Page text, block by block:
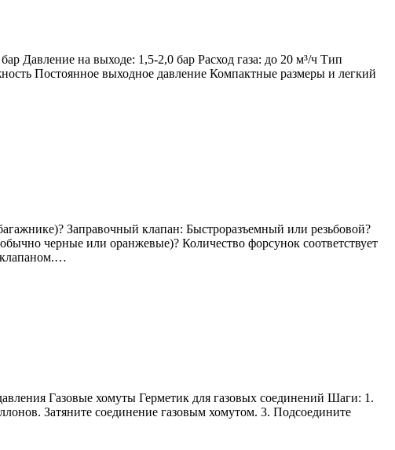
Давление на выходе: 1,5-2,0 бар Расход газа: до 20 м³/ч Тип
Постоянное выходное давление Компактные размеры и легкий
Заправочный клапан: Быстроразъемный или резьбовой?
черные или оранжевые)? Количество форсунок соответствует
клапаном.…
Газовые хомуты Герметик для газовых соединений Шаги: 1.
Затяните соединение газовым хомутом. 3. Подсоедините